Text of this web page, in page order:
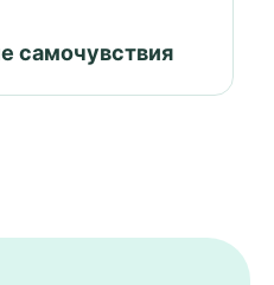
самочувствия